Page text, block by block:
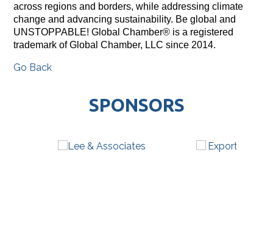
across regions and borders, while addressing climate
change and advancing sustainability. Be global and
UNSTOPPABLE! Global Chamber® is a registered
trademark of Global Chamber, LLC since 2014.
Go Back
SPONSORS